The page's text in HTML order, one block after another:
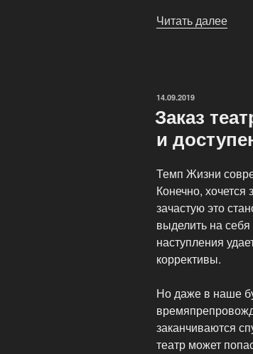
Читать далее
ОПУБЛИКОВАНО
14.09.2019
Заказ
и
Темп Жизни
Конечно,
зачастую это
выделить на
наступления
коррективы.
Но даже в наше
заканчиваются
театр может